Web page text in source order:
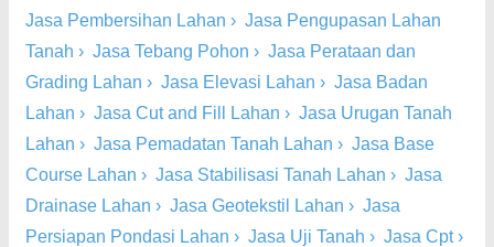
Jasa Pembersihan Lahan › Jasa Pengupasan Lahan
Tanah › Jasa Tebang Pohon › Jasa Perataan dan
Grading Lahan › Jasa Elevasi Lahan › Jasa Badan
Lahan › Jasa Cut and Fill Lahan › Jasa Urugan Tanah
Lahan › Jasa Pemadatan Tanah Lahan › Jasa Base
Course Lahan › Jasa Stabilisasi Tanah Lahan › Jasa
Drainase Lahan › Jasa Geotekstil Lahan › Jasa
Persiapan Pondasi Lahan › Jasa Uji Tanah › Jasa Cpt›